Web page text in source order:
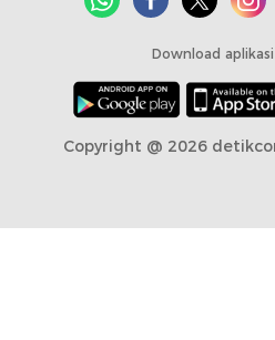
Download
Copyright @ 2026